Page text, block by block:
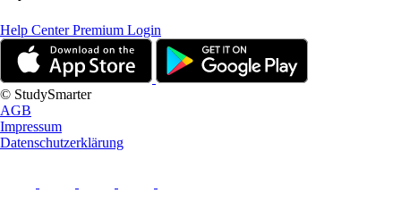
Help CenterPremium Login
© StudySmarter
AGB
Impressum
Datenschutzerklärung